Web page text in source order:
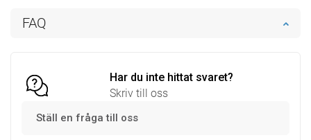
FAQ
Har du inte hittat svaret?
Skriv till oss
Ställ en fråga till oss